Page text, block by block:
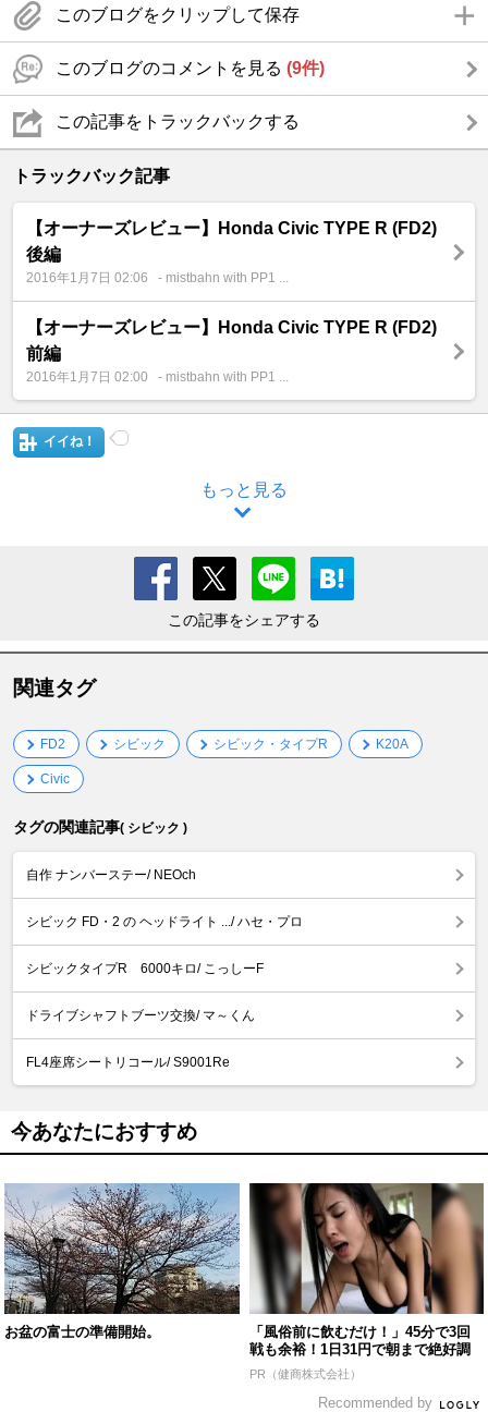
このブログをクリップして保存
このブログのコメントを見る (9件)
この記事をトラックバックする
トラックバック記事
【オーナーズレビュー】Honda Civic TYPE R (FD2)
後編
2016年1月7日 02:06 - mistbahn with PP1 ...
【オーナーズレビュー】Honda Civic TYPE R (FD2)
前編
2016年1月7日 02:00 - mistbahn with PP1 ...
イイね！
もっと見る
この記事をシェアする
関連タグ
FD2 シビック シビック・タイプR K20A
Civic
タグの関連記事( シビック )
自作 ナンバーステー/ NEOch
シビック FD・2 の ヘッドライト .../ ハセ・プロ
シビックタイプR 6000キロ/ こっしーF
ドライブシャフトブーツ交換/ マ～くん
FL4座席シートリコール/ S9001Re
今あなたにおすすめ
お盆の富士の準備開始。
「風俗前に飲むだけ！」45分で3回
戦も余裕！1日31円で朝まで絶好調
PR（健商株式会社）
Recommended by